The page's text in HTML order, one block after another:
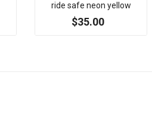
ride safe neon yellow
$35.00